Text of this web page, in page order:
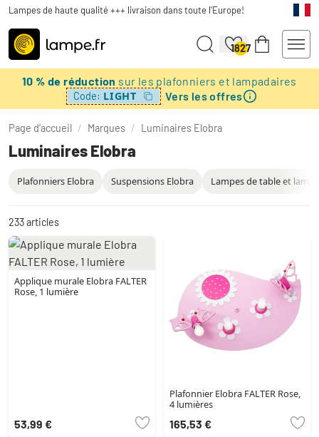
Lampes de haute qualité +++ livraison dans toute l'Europe!
1827
10 % de réduction sur les plafonniers et lampadaires
Code: LIGHT Vers les offres
Page d’accueil / Marques / Luminaires Elobra
Luminaires Elobra
Plafonniers Elobra Suspensions Elobra Lampes de table et
233articles
Applique murale Elobra FALTER
Rose, 1 lumière
53,99 €
Plafonnier Elobra FALTER Rose,
4 lumières
165,53 €